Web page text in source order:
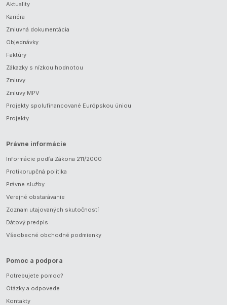
Aktuality
Kariéra
Zmluvná dokumentácia
Objednávky
Faktúry
Zákazky s nízkou hodnotou
Zmluvy
Zmluvy MPV
Projekty spolufinancované Európskou úniou
Projekty
Právne informácie
Informácie podľa Zákona 211/2000
Protikorupčná politika
Právne služby
Verejné obstarávanie
Zoznam utajovaných skutočností
Dátový predpis
Všeobecné obchodné podmienky
Pomoc a podpora
Potrebujete pomoc?
Otázky a odpovede
Kontakty